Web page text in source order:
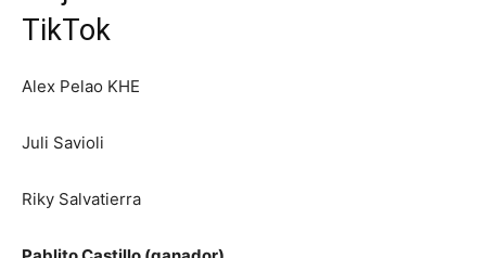
TikTok
Alex Pelao KHE
Juli Savioli
Riky Salvatierra